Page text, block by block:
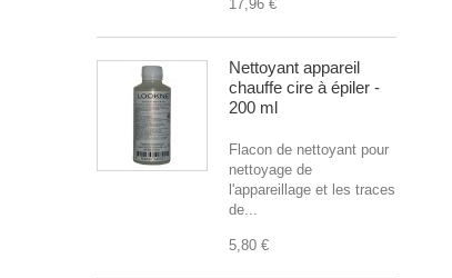
17,96 €
Nettoyant appareil
chauffe cire à épiler -
200 ml
Flacon de nettoyant pour
nettoyage de
l'appareillage et les traces
de...
5,80 €